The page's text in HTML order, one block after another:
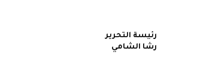
رئيسة التحرير
رشا الشامي